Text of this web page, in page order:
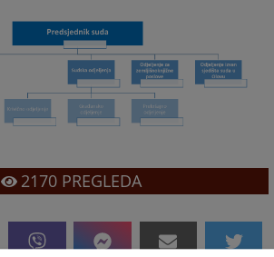
2170PREGLEDA